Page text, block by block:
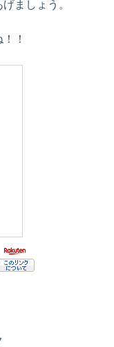
ましょう。
！